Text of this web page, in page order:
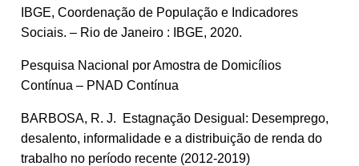
IBGE, Coordenação de População e Indicadores
Sociais. – Rio de Janeiro : IBGE, 2020.
Pesquisa Nacional por Amostra de Domicílios
Contínua – PNAD Contínua
BARBOSA, R. J. Estagnação Desigual: Desemprego,
desalento, informalidade e a distribuição de renda do
trabalho no período recente (2012-2019)